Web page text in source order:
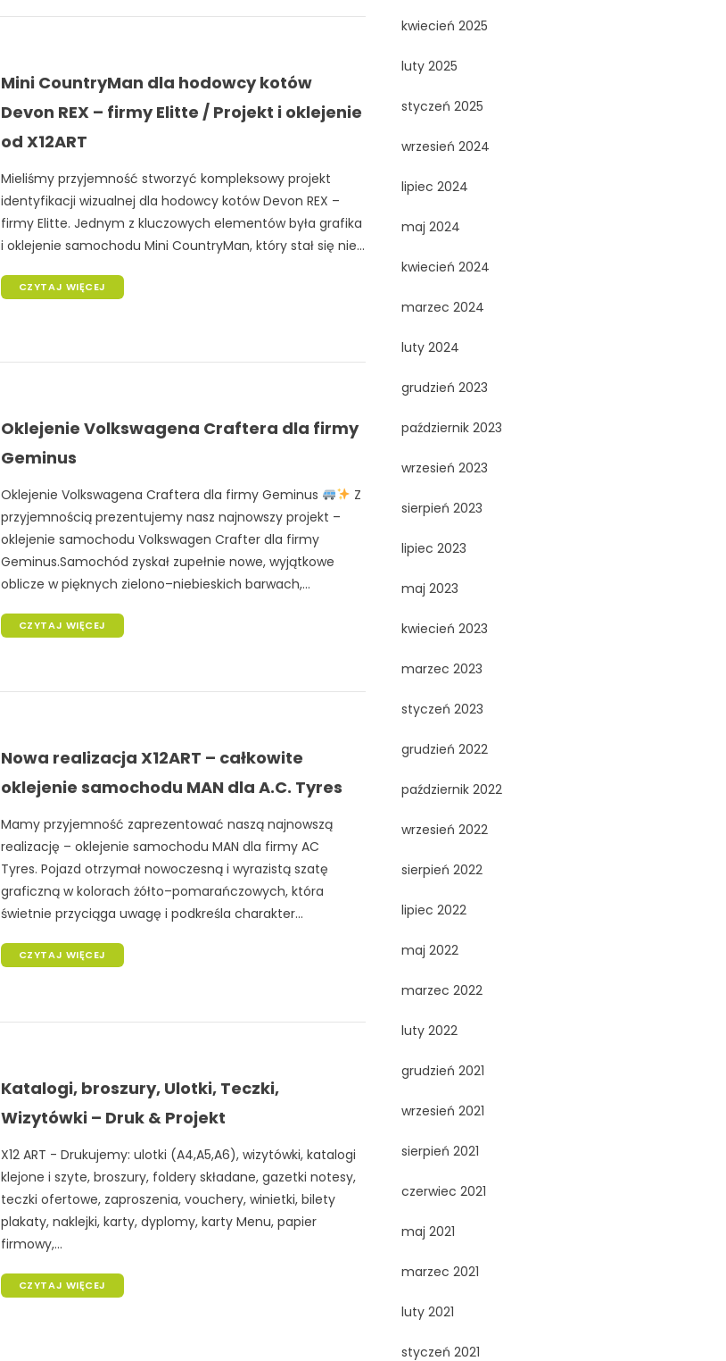
Mini CountryMan dla hodowcy kotów
Devon REX – firmy Elitte / Projekt i oklejenie
od X12ART
Mieliśmy przyjemność stworzyć kompleksowy projekt
identyfikacji wizualnej dla hodowcy kotów Devon REX –
firmy Elitte. Jednym z kluczowych elementów była grafika
i oklejenie samochodu Mini CountryMan, który stał się nie...
CZYTAJ WIĘCEJ
Oklejenie Volkswagena Craftera dla firmy
Geminus
Oklejenie Volkswagena Craftera dla firmy Geminus
Z
przyjemnością prezentujemy nasz najnowszy projekt –
oklejenie samochodu Volkswagen Crafter dla firmy
Geminus.Samochód zyskał zupełnie nowe, wyjątkowe
oblicze w pięknych zielono–niebieskich barwach,...
CZYTAJ WIĘCEJ
Nowa realizacja X12ART – całkowite
oklejenie samochodu MAN dla A.C. Tyres
Mamy przyjemność zaprezentować naszą najnowszą
realizację – oklejenie samochodu MAN dla firmy AC
Tyres. Pojazd otrzymał nowoczesną i wyrazistą szatę
graficzną w kolorach żółto–pomarańczowych, która
świetnie przyciąga uwagę i podkreśla charakter...
CZYTAJ WIĘCEJ
Katalogi, broszury, Ulotki, Teczki,
Wizytówki – Druk & Projekt
X12 ART - Drukujemy: ulotki (A4,A5,A6), wizytówki, katalogi
klejone i szyte, broszury, foldery składane, gazetki notesy,
teczki ofertowe, zaproszenia, vouchery, winietki, bilety
plakaty, naklejki, karty, dyplomy, karty Menu, papier
firmowy,...
CZYTAJ WIĘCEJ
kwiecień 2025
luty 2025
styczeń 2025
wrzesień 2024
lipiec 2024
maj 2024
kwiecień 2024
marzec 2024
luty 2024
grudzień 2023
październik 2023
wrzesień 2023
sierpień 2023
lipiec 2023
maj 2023
kwiecień 2023
marzec 2023
styczeń 2023
grudzień 2022
październik 2022
wrzesień 2022
sierpień 2022
lipiec 2022
maj 2022
marzec 2022
luty 2022
grudzień 2021
wrzesień 2021
sierpień 2021
czerwiec 2021
maj 2021
marzec 2021
luty 2021
styczeń 2021